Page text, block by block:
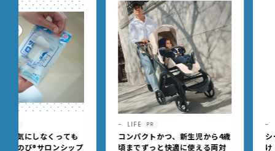
コンパクトかつ、新生児から4歳
頃までずっと快適に使える両対
シーンに合わせて賢く使い
け！暑い夏こそ！ 予定あ